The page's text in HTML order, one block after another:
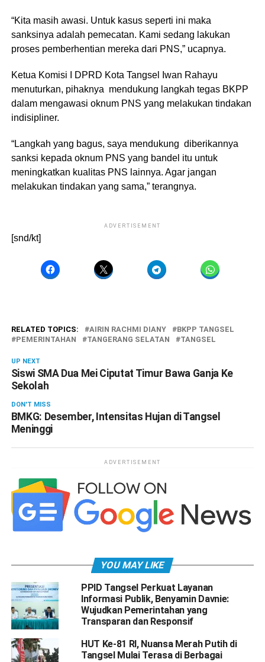
“Kita masih awasi. Untuk kasus seperti ini maka
sanksinya adalah pemecatan. Kami sedang lakukan
proses pemberhentian mereka dari PNS,” ucapnya.
Ketua Komisi I DPRD Kota Tangsel Iwan Rahayu
menuturkan, pihaknya mendukung langkah tegas BKPP
dalam mengawasi oknum PNS yang melakukan tindakan
indisipliner.
“Langkah yang bagus, saya mendukung diberikannya
sanksi kepada oknum PNS yang bandel itu untuk
meningkatkan kualitas PNS lainnya. Agar jangan
melakukan tindakan yang sama,” terangnya.
ADVERTISEMENT
[snd/kt]
RELATED TOPICS: AIRIN RACHMI DIANY
BKPP TANGSEL
PEMERINTAHAN
TANGERANG SELATAN TANGSEL
UP NEXT
Siswi SMA Dua Mei Ciputat Timur Bawa Ganja Ke
Sekolah
DON'T MISS
BMKG: Desember, Intensitas Hujan di Tangsel
Meninggi
ADVERTISEMENT
YOU MAY LIKE
PPID Tangsel Perkuat Layanan
Informasi Publik, Benyamin Davnie:
Wujudkan Pemerintahan yang
Transparan dan Responsif
HUT Ke-81 RI, Nuansa Merah Putih di
Tangsel Mulai Terasa di Berbagai